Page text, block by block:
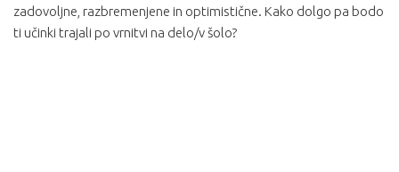
zadovoljne, razbremenjene in optimistične. Kako dolgo pa bodo
ti učinki trajali po vrnitvi na delo/v šolo?